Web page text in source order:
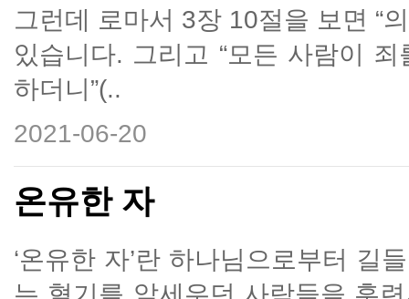
그런데 로마서 3장 10절을 보면 “
있습니다. 그리고 “모든 사람이
하더니”(..
2021-06-20
온유한 자
‘온유한 자’란 하나님으로부터 길